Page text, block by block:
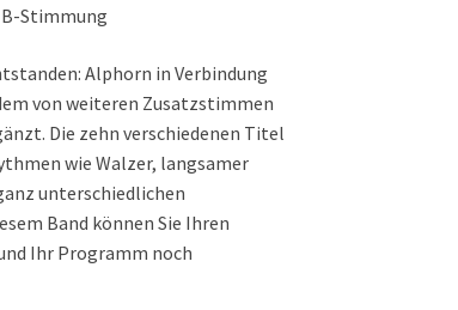
Stimmung
Alphorn in Verbindung
von weiteren Zusatzstimmen
Die zehn verschiedenen Titel
wie Walzer, langsamer
unterschiedlichen
Band können Sie Ihren
Ihr Programm noch